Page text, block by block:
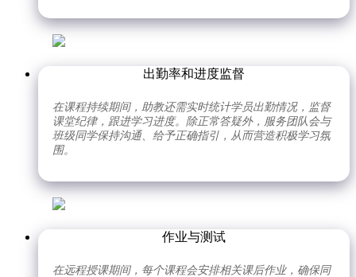
出勤率和进度监督
在课程持续期间，助教还需实时统计学员出勤情况，监督
课堂纪律，跟进学习进度。除正常答疑外，服务团队会与
班级同学保持沟通、给予正确指引，从而营造积极学习氛
围。
作业与测试
在远程授课期间，每个课程会安排相关课后作业，确保同